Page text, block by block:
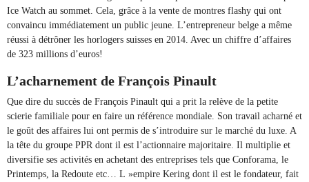
Ice Watch au sommet. Cela, grâce à la vente de montres flashy qui ont
convaincu immédiatement un public jeune. L’entrepreneur belge a même
réussi à détrôner les horlogers suisses en 2014. Avec un chiffre d’affaires
de 323 millions d’euros!
L’acharnement de François Pinault
Que dire du succès de François Pinault qui a prit la relève de la petite
scierie familiale pour en faire un référence mondiale. Son travail acharné et
le goût des affaires lui ont permis de s’introduire sur le marché du luxe. A
la tête du groupe PPR dont il est l’actionnaire majoritaire. Il multiplie et
diversifie ses activités en achetant des entreprises tels que Conforama, le
Printemps, la Redoute etc… L »empire Kering dont il est le fondateur, fait